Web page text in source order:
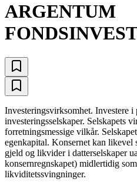
ARGENTUM
Investeringsvirksomhet. Investere
investeringsselskaper. Selskapets
forretningsmessige vilkår.
egenkapital. Konsernet kan likevel
gjeld og likvider i datterselskaper
konsernregnskapet) midlertidig
likviditetssvingninger.